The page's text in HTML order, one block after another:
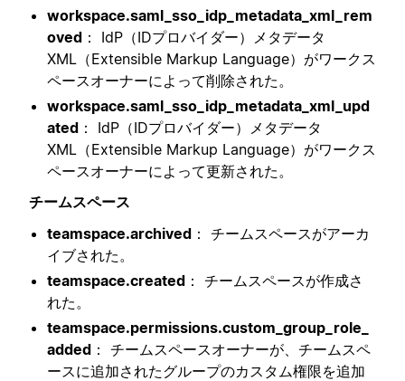
workspace.saml_sso_idp_metadata_xml_rem
oved ： IdP（IDプロバイダー）メタデータ
XML（Extensible Markup Language）がワークス
ペースオーナーによって削除された。
workspace.saml_sso_idp_metadata_xml_upd
ated ： IdP（IDプロバイダー）メタデータ
XML（Extensible Markup Language）がワークス
ペースオーナーによって更新された。
チームスペース
teamspace.archived ： チームスペースがアーカ
イブされた。
teamspace.created ： チームスペースが作成さ
れた。
teamspace.permissions.custom_group_role_
added ： チームスペースオーナーが、チームスペ
ースに追加されたグループのカスタム権限を追加